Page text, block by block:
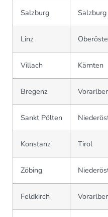
Salzburg Salzburg
Linz
Villach Kärnten
Bregenz
Sankt Pölten
Konstanz Tirol
Zöbing
Feldkirch